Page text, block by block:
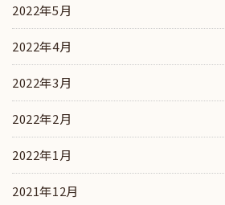
2022年5月
2022年4月
2022年3月
2022年2月
2022年1月
2021年12月